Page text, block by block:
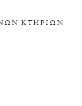
ΚΤΗΡΊΩΝ